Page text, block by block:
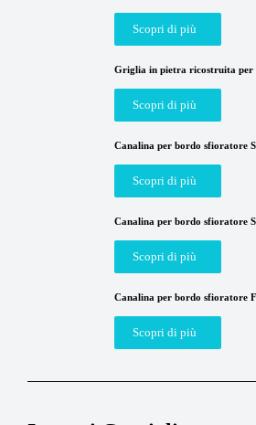
Scopri di più
Griglia in pietra ricostruita per
Scopri di più
Canalina per bordo sfioratore
Scopri di più
Canalina per bordo sfioratore
Scopri di più
Canalina per bordo sfioratore
Scopri di più